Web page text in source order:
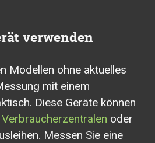
verwenden
Modellen ohne aktuelles
mit einem
Diese Geräte können
Verbraucherzentralen oder
Messen Sie eine